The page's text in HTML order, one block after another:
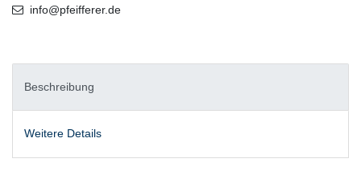
info@pfeifferer.de
Beschreibung
Weitere Details